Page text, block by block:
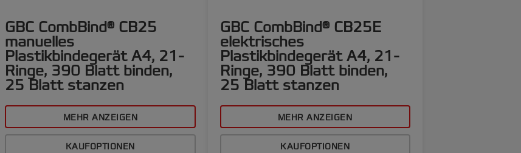
GBC CombBind® CB25
manuelles
Plastikbindegerät A4, 21-
Ringe, 390 Blatt binden,
25 Blatt stanzen
MEHR ANZEIGEN
KAUFOPTIONEN
GBC CombBind® CB25E
elektrisches
Plastikbindegerät A4, 21-
Ringe, 390 Blatt binden,
25 Blatt stanzen
MEHR ANZEIGEN
KAUFOPTIONEN